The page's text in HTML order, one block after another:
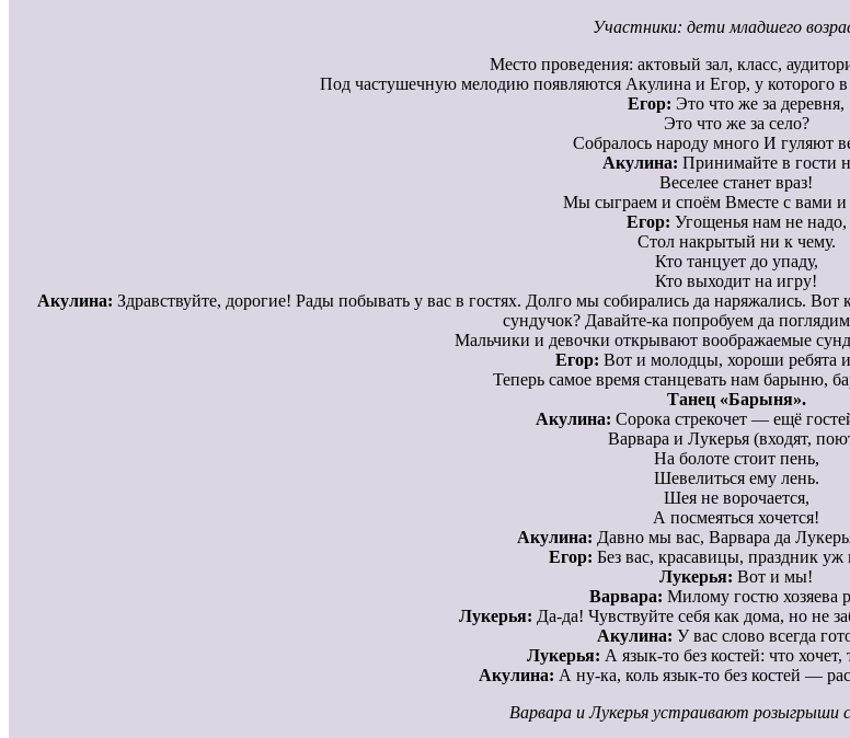
Участники: дети младшего
Место проведения: актовый зал, класс,
Под частушечную мелодию появляются Акулина и Егор, у которого
Егор: Это что же за деревня,
Это что же за село?
Собралось народу много И гуляют
Акулина: Принимайте в гости
Веселее станет враз!
Мы сыграем и споём Вместе с вами и
Егор: Угощенья нам не надо,
Стол накрытый ни к чему.
Кто танцует до упаду,
Кто выходит на игру!
Акулина: Здравствуйте, дорогие! Рады побывать у вас в гостях. Долго мы собирались да наряжались.
сундучок? Давайте-ка попробуем да
Мальчики и девочки открывают воображаемые
Егор: Вот и молодцы, хороши ребята и
Теперь самое время станцевать нам барыню,
Танец «Барыня».
Акулина: Сорока стрекочет — ещё
Варвара и Лукерья (входят,
На болоте стоит пень,
Шевелиться ему лень.
Шея не ворочается,
А посмеяться хочется!
Акулина: Давно мы вас, Варвара да
Егор: Без вас, красавицы, праздник уж
Лукерья: Вот и мы!
Варвара: Милому гостю хозяева
Лукерья: Да-да! Чувствуйте себя как дома, но не
Акулина: У вас слово всегда
Лукерья: А язык-то без костей: что хочет,
Акулина: А ну-ка, коль язык-то без костей —
Варвара и Лукерья устраивают розыгрыши